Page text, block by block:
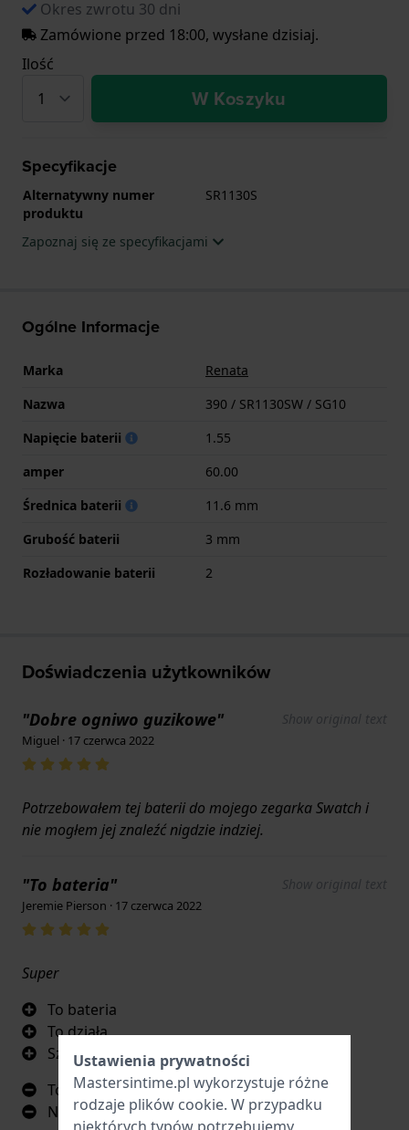
Okres zwrotu 30 dni
Zamówione przed 18:00, wysłane dzisiaj.
Ilość
W Koszyku
Specyfikacje
Alternatywny numer
produktu
SR1130S
Zapoznaj się ze specyfikacjami
Ogólne Informacje
Marka
Renata
Nazwa
390 / SR1130SW / SG10
Napięcie baterii
1.55
amper
60.00
Średnica baterii
11.6 mm
Grubość baterii
3 mm
Rozładowanie baterii
2
Doświadczenia użytkowników
"Dobre ogniwo guzikowe" Show original text
Miguel · 17 czerwca 2022
Potrzebowałem tej baterii do mojego zegarka Swatch i
nie mogłem jej znaleźć nigdzie indziej.
"To bateria" Show original text
Jeremie Pierson · 17 czerwca 2022
Super
To bateria
To działa
Szybka dostawa
To bateria
Nic
Ustawienia prywatności
Mastersintime.pl wykorzystuje różne
rodzaje plików cookie. W przypadku
niektórych typów potrzebujemy